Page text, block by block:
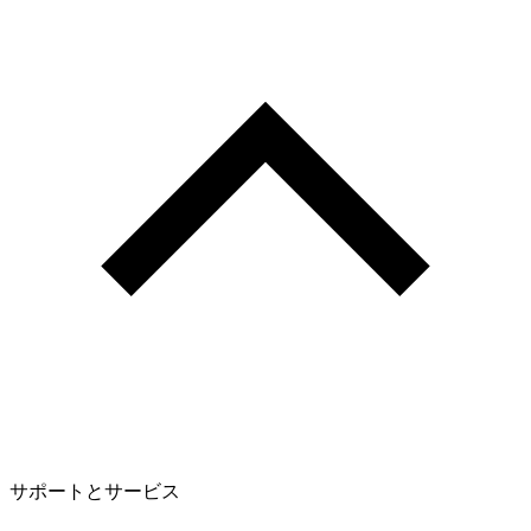
サポートとサービス